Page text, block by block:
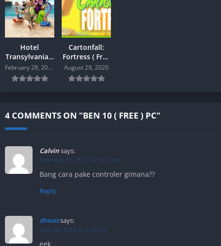
Hotel
Transylvania 3
Monsters
Overboard (
Free ) ( PC )
February 28, 2020
Cartonfall:
Fortress ( Free
) PC
August 29, 2020
4 COMMENTS ON "BEN 10 ( FREE ) PC"
Calvinsays:
February 26, 2019 at 5:23 pm
Bang cara pake controler gimana??
Reply
dimassays:
June 26, 2019 at 9:38 am
eek